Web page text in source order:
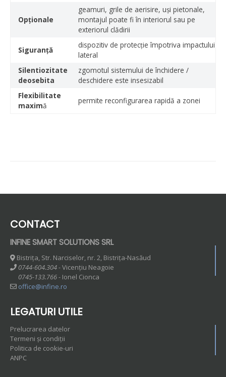
Opționale
geamuri, grile de aerisire, uși pietonale,
montajul poate fi în interiorul sau pe
exteriorul clădirii
Siguranță
dispozitiv de protecție împotriva impactului
lateral
Silentiozitate
deosebita
zgomotul sistemului de închidere /
deschidere este insesizabil
Flexibilitate
maximă
permite reconfigurarea rapidă a zonei
CONTACT
INFINE SMART SOLUTIONS SRL
Bistrița, Str. Narciselor, nr. 2, Bistrița-Nasăud
0744-604.304 -Vicențiu Neagoie
0745-133.766 - Ionel Cionca
office@infine.ro
LEGATURI UTILE
Prelucrarea datelor
Termeni și condiții
Politica de cookie-uri
ANPC